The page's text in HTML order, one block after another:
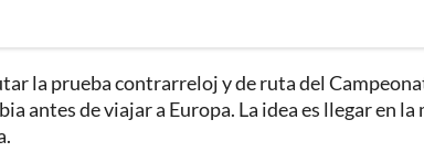
la prueba contrarreloj y de ruta del
antes de viajar a Europa. La idea es llegar en